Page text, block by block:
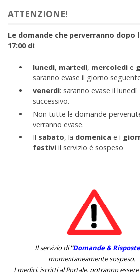
ATTENZIONE!
Le domande che perverranno dopo
17:00 di:
lunedì, martedì, mercoledì e
saranno evase il giorno
venerdì: saranno evase il lunedì
successivo.
Non tutte le domande
verranno evase.
Il sabato, la domenica e i
festiviil servizio è sospeso
Il servizio di''Domande & Risposte
momentaneamente sospeso.
I medici, iscritti al Portale, potranno